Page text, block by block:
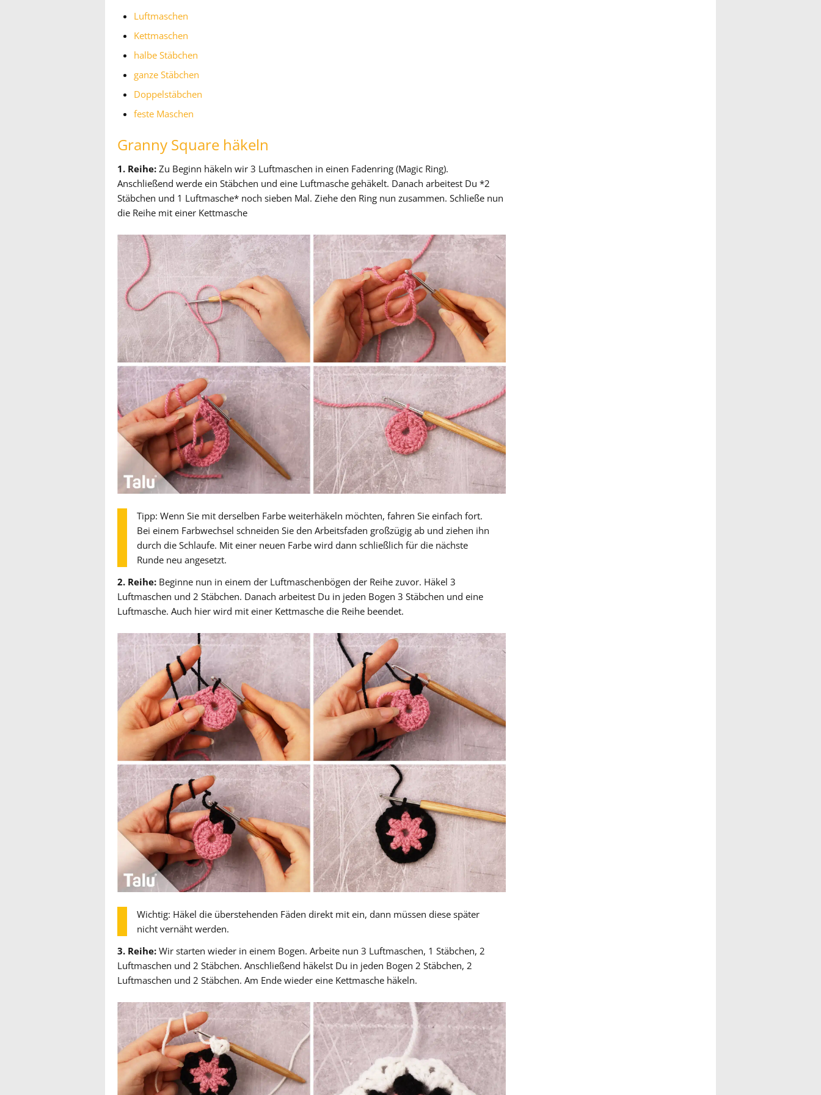
Luftmaschen
Kettmaschen
halbe Stäbchen
ganze Stäbchen
Doppelstäbchen
feste Maschen
Granny Square häkeln
1. Reihe: Zu Beginn häkeln wir 3 Luftmaschen in einen Fadenring (Magic Ring).
Anschließend werde ein Stäbchen und eine Luftmasche gehäkelt. Danach arbeitest Du *2
Stäbchen und 1 Luftmasche* noch sieben Mal. Ziehe den Ring nun zusammen. Schließe nun
die Reihe mit einer Kettmasche
Tipp: Wenn Sie mit derselben Farbe weiterhäkeln möchten, fahren Sie einfach fort.
Bei einem Farbwechsel schneiden Sie den Arbeitsfaden großzügig ab und ziehen ihn
durch die Schlaufe. Mit einer neuen Farbe wird dann schließlich für die nächste
Runde neu angesetzt.
2. Reihe: Beginne nun in einem der Luftmaschenbögen der Reihe zuvor. Häkel 3
Luftmaschen und 2 Stäbchen. Danach arbeitest Du in jeden Bogen 3 Stäbchen und eine
Luftmasche. Auch hier wird mit einer Kettmasche die Reihe beendet.
Wichtig: Häkel die überstehenden Fäden direkt mit ein, dann müssen diese später
nicht vernäht werden.
3. Reihe: Wir starten wieder in einem Bogen. Arbeite nun 3 Luftmaschen, 1 Stäbchen, 2
Luftmaschen und 2 Stäbchen. Anschließend häkelst Du in jeden Bogen 2 Stäbchen, 2
Luftmaschen und 2 Stäbchen. Am Ende wieder eine Kettmasche häkeln.